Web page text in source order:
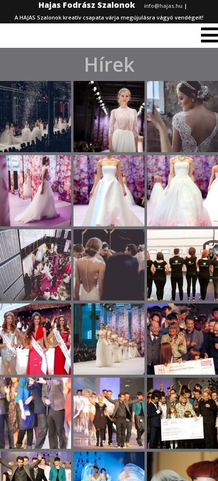
Hajas Fodrász Szalonok info@hajas.hu |
A HAJAS Szalonok kreatív csapata várja megújulásra vágyó vendégeit!
Hírek